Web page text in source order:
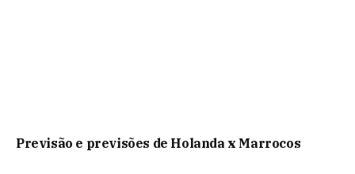
Previsão e previsões de Holanda x Marrocos